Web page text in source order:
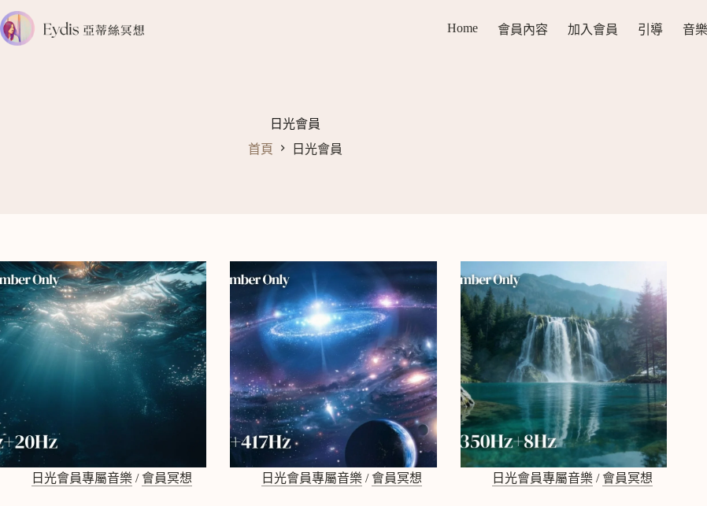
跳
至
主
Home 會員內容 加入會員 引導 音樂
日光會員
首頁
日光會員
日光會員專屬音樂 /會員冥想 日光會員專屬音樂 /會員冥想 日光會員專屬音樂/會員冥想